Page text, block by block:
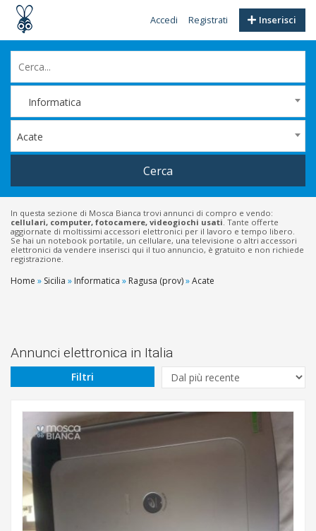
Inserisci
Accedi Registrati
Informatica
Acate
Cerca
In questa sezione di Mosca Bianca trovi annunci di compro e vendo:
cellulari, computer, fotocamere, videogiochi usati. Tante offerte
aggiornate di moltissimi accessori elettronici per il lavoro e tempo libero.
Se hai un notebook portatile, un cellulare, una televisione o altri accessori
elettronici da vendere inserisci qui il tuo annuncio, è gratuito e non richiede
registrazione.
€
A
Tipologia
Home » Sicilia » Informatica » Ragusa (prov)»Acate
Annunci elettronica in Italia
Filtri